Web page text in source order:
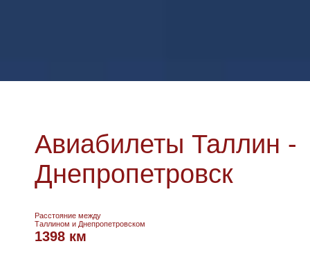
Авиабилеты Таллин -
Днепропетровск
Расстояние между
Таллином и Днепропетровском
1398 км